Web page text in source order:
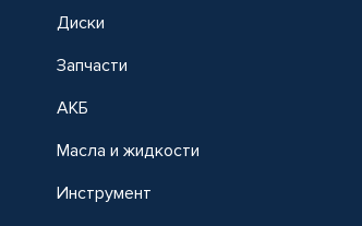
Диски
Запчасти
АКБ
Масла и жидкости
Инструмент